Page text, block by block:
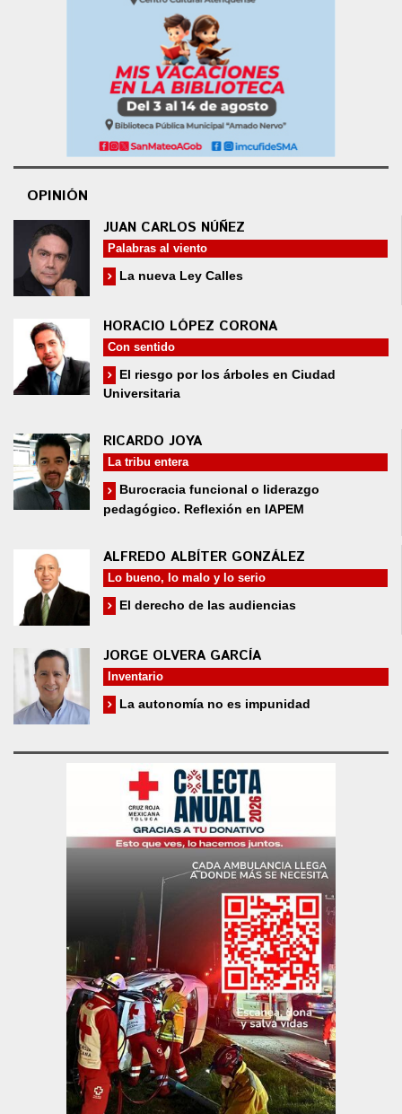
OPINIÓN
JUAN CARLOS NÚÑEZ
Palabras al viento
La nueva Ley Calles
HORACIO LÓPEZ CORONA
Con sentido
El riesgo por los árboles en Ciudad
Universitaria
RICARDO JOYA
La tribu entera
Burocracia funcional o liderazgo
pedagógico. Reflexión en IAPEM
ALFREDO ALBÍTER GONZÁLEZ
Lo bueno, lo malo y lo serio
El derecho de las audiencias
JORGE OLVERA GARCÍA
Inventario
La autonomía no es impunidad